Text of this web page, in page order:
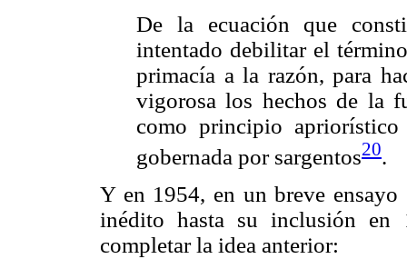
De la ecuación que
intentado debilitar el
primacía a la razón, para
vigorosa los hechos de la
como principio apriorístico
gobernada por sargentos20.
Y en 1954, en un breve
inédito hasta su inclusión
completar la idea anterior: